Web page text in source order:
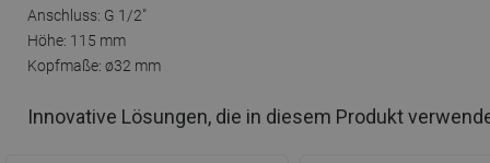
Anschluss: G 1/2"
Höhe: 115 mm
Kopfmaße: ø32 mm
Innovative Lösungen, die in diesem Produkt